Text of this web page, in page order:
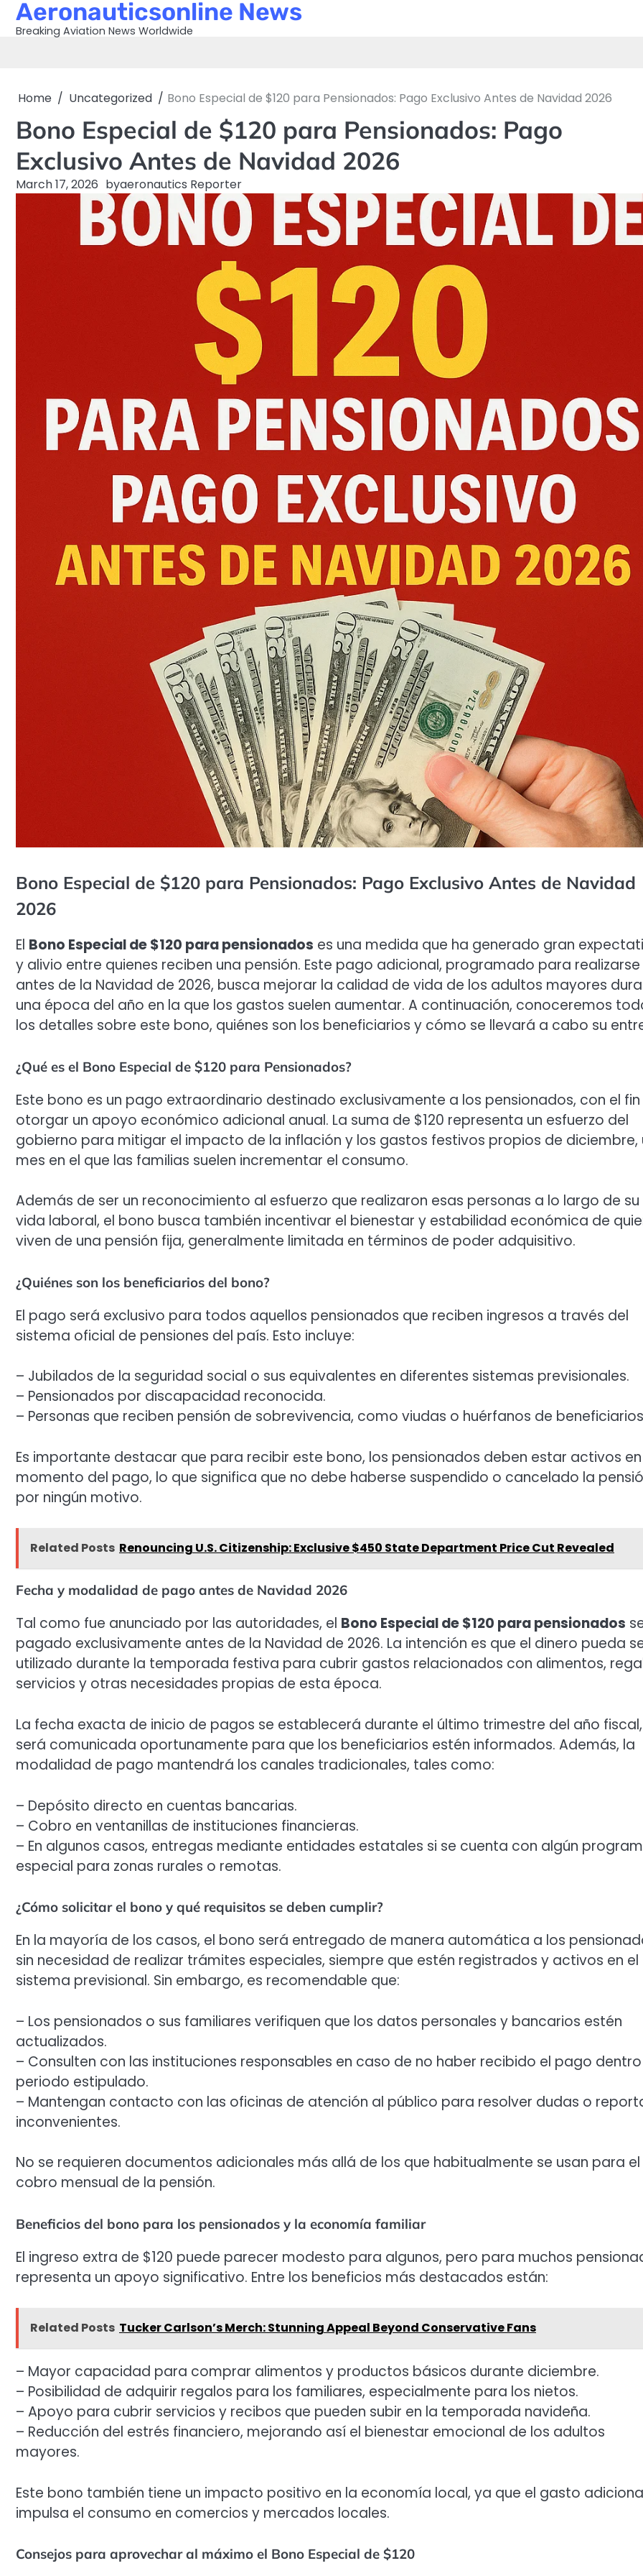
SkipAeronauticsonline News
Breaking Aviation News Worldwide
Home Uncategorized Bono Especial de $120 para Pensionados: Pago Exclusivo Antes de Navidad 2026
Bono Especial de $120 para Pensionados: Pago
Exclusivo Antes de Navidad 2026
March 17, 2026 byaeronautics Reporter
Bono Especial de $120 para Pensionados: Pago Exclusivo Antes de Navidad
2026
El Bono Especial de $120 para pensionados es una medida que ha generado gran
y alivio entre quienes reciben una pensión. Este pago adicional, programado para realizarse
antes de la Navidad de 2026, busca mejorar la calidad de vida de los adultos mayores
una época del año en la que los gastos suelen aumentar. A continuación, conoceremos
los detalles sobre este bono, quiénes son los beneficiarios y cómo se llevará a cabo su
¿Qué es el Bono Especial de $120 para Pensionados?
Este bono es un pago extraordinario destinado exclusivamente a los pensionados, con el
otorgar un apoyo económico adicional anual. La suma de $120 representa un esfuerzo del
gobierno para mitigar el impacto de la inflación y los gastos festivos propios de diciembre,
mes en el que las familias suelen incrementar el consumo.
Además de ser un reconocimiento al esfuerzo que realizaron esas personas a lo largo de su
vida laboral, el bono busca también incentivar el bienestar y estabilidad económica de
viven de una pensión fija, generalmente limitada en términos de poder adquisitivo.
¿Quiénes son los beneficiarios del bono?
El pago será exclusivo para todos aquellos pensionados que reciben ingresos a través del
sistema oficial de pensiones del país. Esto incluye:
– Jubilados de la seguridad social o sus equivalentes en diferentes sistemas previsionales.
– Pensionados por discapacidad reconocida.
– Personas que reciben pensión de sobrevivencia, como viudas o huérfanos de
Es importante destacar que para recibir este bono, los pensionados deben estar activos
momento del pago, lo que significa que no debe haberse suspendido o cancelado la
por ningún motivo.
Related Posts Renouncing U.S. Citizenship: Exclusive $450 State Department Price Cut Revealed
Fecha y modalidad de pago antes de Navidad 2026
Tal como fue anunciado por las autoridades, el Bono Especial de $120 para pensionados
pagado exclusivamente antes de la Navidad de 2026. La intención es que el dinero pueda
utilizado durante la temporada festiva para cubrir gastos relacionados con alimentos,
servicios y otras necesidades propias de esta época.
La fecha exacta de inicio de pagos se establecerá durante el último trimestre del año
será comunicada oportunamente para que los beneficiarios estén informados. Además, la
modalidad de pago mantendrá los canales tradicionales, tales como:
– Depósito directo en cuentas bancarias.
– Cobro en ventanillas de instituciones financieras.
– En algunos casos, entregas mediante entidades estatales si se cuenta con algún
especial para zonas rurales o remotas.
¿Cómo solicitar el bono y qué requisitos se deben cumplir?
En la mayoría de los casos, el bono será entregado de manera automática a los
sin necesidad de realizar trámites especiales, siempre que estén registrados y activos en el
sistema previsional. Sin embargo, es recomendable que:
– Los pensionados o sus familiares verifiquen que los datos personales y bancarios estén
actualizados.
– Consulten con las instituciones responsables en caso de no haber recibido el pago
periodo estipulado.
– Mantengan contacto con las oficinas de atención al público para resolver dudas o
inconvenientes.
No se requieren documentos adicionales más allá de los que habitualmente se usan para el
cobro mensual de la pensión.
Beneficios del bono para los pensionados y la economía familiar
El ingreso extra de $120 puede parecer modesto para algunos, pero para muchos
representa un apoyo significativo. Entre los beneficios más destacados están:
Related Posts Tucker Carlson’s Merch: Stunning Appeal Beyond Conservative Fans
– Mayor capacidad para comprar alimentos y productos básicos durante diciembre.
– Posibilidad de adquirir regalos para los familiares, especialmente para los nietos.
– Apoyo para cubrir servicios y recibos que pueden subir en la temporada navideña.
– Reducción del estrés financiero, mejorando así el bienestar emocional de los adultos
mayores.
Este bono también tiene un impacto positivo en la economía local, ya que el gasto
impulsa el consumo en comercios y mercados locales.
Consejos para aprovechar al máximo el Bono Especial de $120